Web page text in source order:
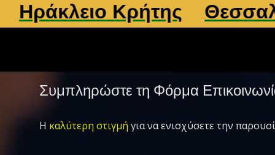
Κρήτης
Συμπληρώστε τη Φόρμα
Η καλύτερη στιγμή για να ενισχύσετε την